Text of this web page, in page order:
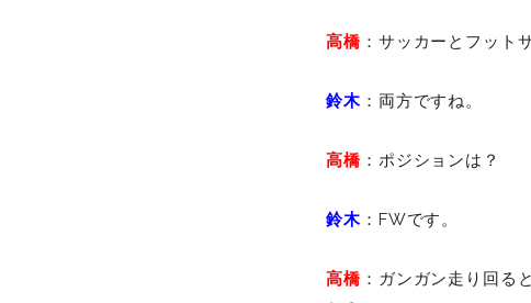
高橋 ：サッカーとフット
鈴木：両方ですね。
高橋 ：ポジションは？
鈴木：FWです。
高橋 ：ガンガン走り回る